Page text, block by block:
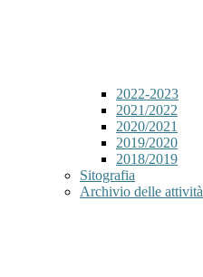
2022-2023
2021/2022
2020/2021
2019/2020
2018/2019
Sitografia
Archivio delle attività